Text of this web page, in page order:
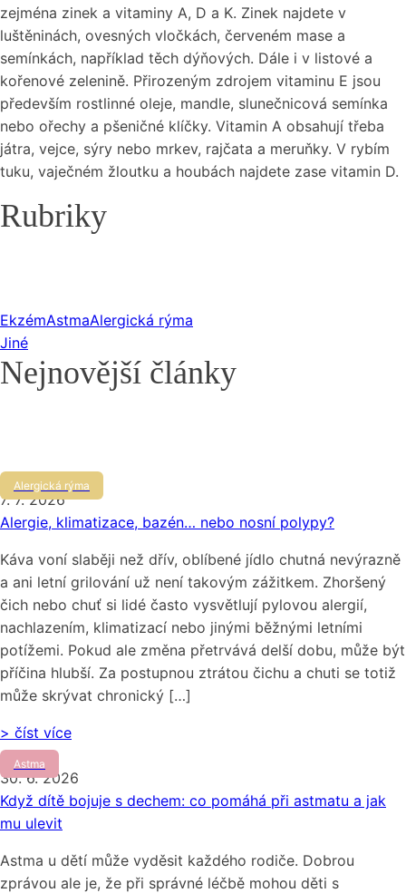
zejména zinek a vitaminy A, D a K. Zinek najdete v
luštěninách, ovesných vločkách, červeném mase a
semínkách, například těch dýňových. Dále i v listové a
kořenové zelenině. Přirozeným zdrojem vitaminu E jsou
především rostlinné oleje, mandle, slunečnicová semínka
nebo ořechy a pšeničné klíčky. Vitamin A obsahují třeba
játra, vejce, sýry nebo mrkev, rajčata a meruňky. V rybím
tuku, vaječném žloutku a houbách najdete zase vitamin D.
Rubriky
EkzémAstmaAlergická rýma
Jiné
Nejnovější články
Alergická rýma
7. 7. 2026
Alergie, klimatizace, bazén… nebo nosní polypy?
Káva voní slaběji než dřív, oblíbené jídlo chutná nevýrazně
a ani letní grilování už není takovým zážitkem. Zhoršený
čich nebo chuť si lidé často vysvětlují pylovou alergií,
nachlazením, klimatizací nebo jinými běžnými letními
potížemi. Pokud ale změna přetrvává delší dobu, může být
příčina hlubší. Za postupnou ztrátou čichu a chuti se totiž
může skrývat chronický […]
> číst více
Astma
30. 6. 2026
Když dítě bojuje s dechem: co pomáhá při astmatu a jak
mu ulevit
Astma u dětí může vyděsit každého rodiče. Dobrou
zprávou ale je, že při správné léčbě mohou děti s